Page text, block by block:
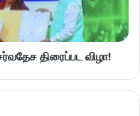
திரைப்பட விழா!